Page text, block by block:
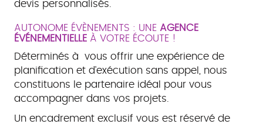
devis personnalisés.
AUTONOME ÉVÈNEMENTS : UNE AGENCE
ÉVÉNEMENTIELLEÀ VOTRE ÉCOUTE !
Déterminés à vous offrir une expérience de
planification et d'exécution sans appel, nous
constituons le partenaire idéal pour vous
accompagner dans vos projets.
Un encadrement exclusif vous est réservé de